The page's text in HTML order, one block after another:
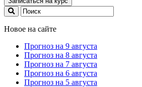
Новое на сайте
Прогноз на 9 августа
Прогноз на 8 августа
Прогноз на 7 августа
Прогноз на 6 августа
Прогноз на 5 августа